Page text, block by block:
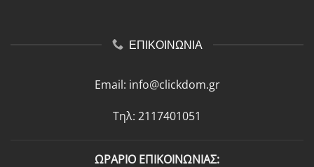
ΕΠΙΚΟΙΝΩΝΙΑ
Email: info@clickdom.gr
Τηλ: 2117401051
ΩΡΑΡΙΟ ΕΠΙΚΟΙΝΩΝΙΑΣ: